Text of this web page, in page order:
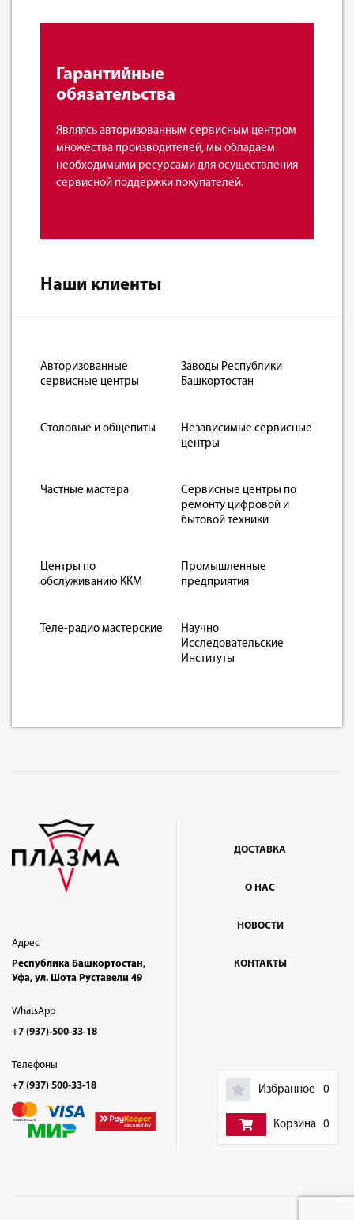
Избранное 0
Корзина 0
Гарантийные
обязательства
Являясь авторизованным сервисным центром
множества производителей, мы обладаем
необходимыми ресурсами для осуществления
сервисной поддержки покупателей.
Наши клиенты
Авторизованные
сервисные центры
Заводы Республики
Башкортостан
Столовые и общепиты
Независимые сервисные
центры
Частные мастера
Сервисные центры по
ремонту цифровой и
бытовой техники
Центры по
обслуживанию ККМ
Промышленные
предприятия
Теле-радио мастерские
Научно
Исследовательские
Институты
Адрес
Республика Башкортостан,
Уфа, ул. Шота Руставели 49
WhatsApp
+7 (937)-500-33-18
Телефоны
+7 (937) 500-33-18
ДОСТАВКА
О НАС
НОВОСТИ
КОНТАКТЫ